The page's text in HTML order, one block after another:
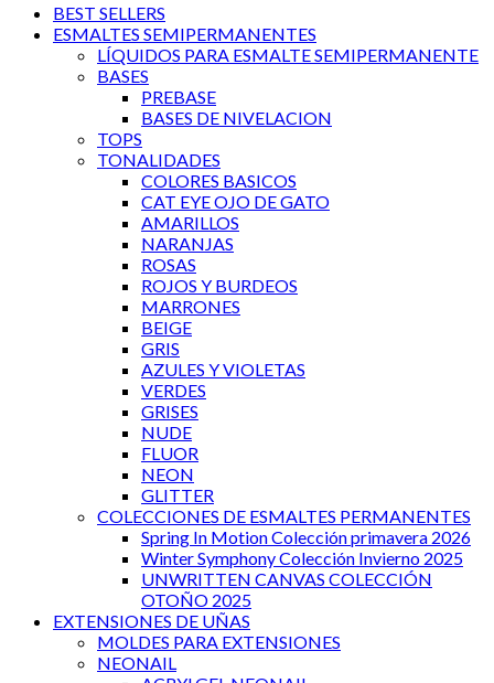
BEST SELLERS
ESMALTES SEMIPERMANENTES
LÍQUIDOS PARA ESMALTE SEMIPERMANENTE
BASES
PREBASE
BASES DE NIVELACION
TOPS
TONALIDADES
COLORES BASICOS
CAT EYE OJO DE GATO
AMARILLOS
NARANJAS
ROSAS
ROJOS Y BURDEOS
MARRONES
BEIGE
GRIS
AZULES Y VIOLETAS
VERDES
GRISES
NUDE
FLUOR
NEON
GLITTER
COLECCIONES DE ESMALTES PERMANENTES
Spring In Motion Colección primavera 2026
Winter Symphony Colección Invierno 2025
UNWRITTEN CANVAS COLECCIÓN
OTOÑO 2025
EXTENSIONES DE UÑAS
MOLDES PARA EXTENSIONES
NEONAIL